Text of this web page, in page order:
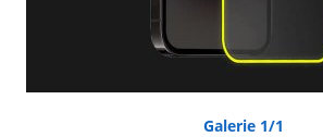
Galerie 1/1